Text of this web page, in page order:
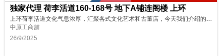
独家代理 荷李活道160-168号 地下A铺连阁楼 上环
中原工商舖
26/9/2025